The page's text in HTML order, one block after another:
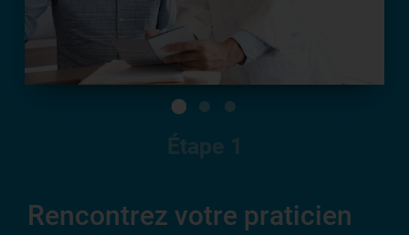
Étape 1
Rencontrez votre praticien